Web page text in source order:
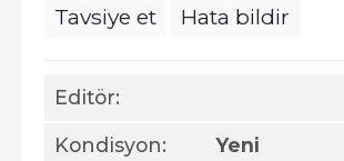
Editör:
Kondisyon: Yeni
Tavsiye et Hata bildir